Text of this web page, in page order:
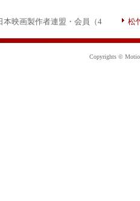
映画製作者連盟・会員（4
松
Copyrights ©